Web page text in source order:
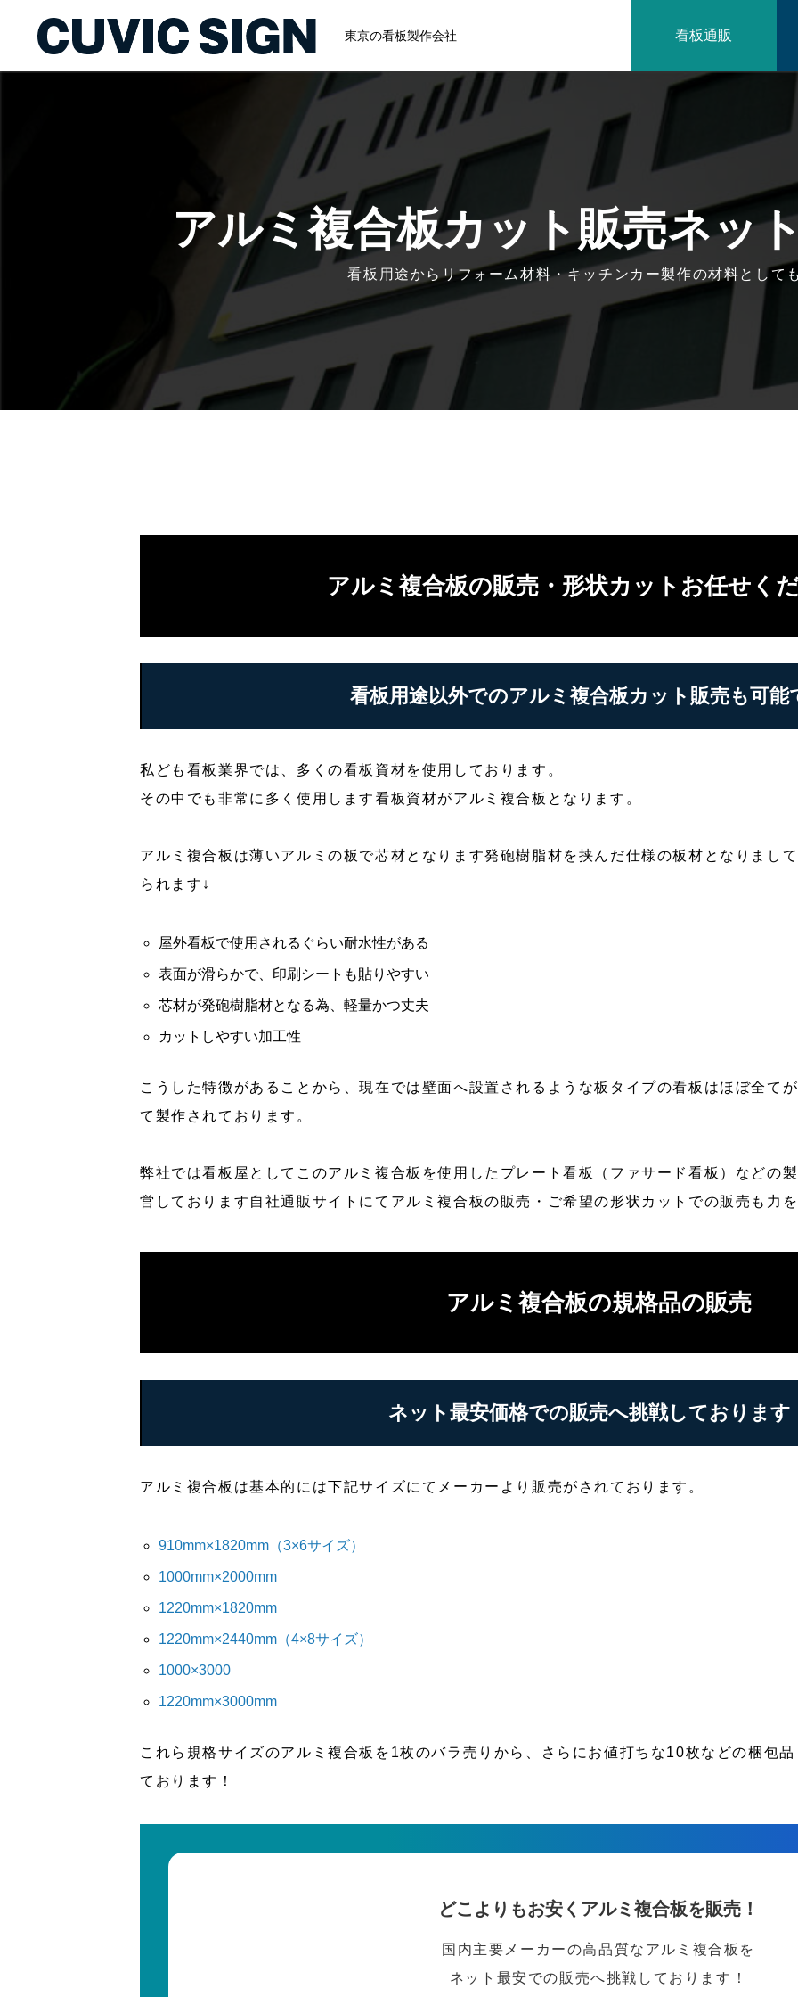
東京の看板製作会社 看板通販
看板デザイン制作
アルミ複合板カット販売ネッ
看板用途からリフォーム材料・キッチンカー製作の材料として
アルミ複合板の販売・形状カットお任せく
看板用途以外でのアルミ複合板カット販売も可能
私ども看板業界では、多くの看板資材を使用しております。
その中でも非常に多く使用します看板資材がアルミ複合板となります。
アルミ複合板は薄いアルミの板で芯材となります発砲樹脂材を挟んだ仕様の板材となりまし
られます↓
屋外看板で使用されるぐらい耐水性がある
表面が滑らかで、印刷シートも貼りやすい
芯材が発砲樹脂材となる為、軽量かつ丈夫
カットしやすい加工性
こうした特徴があることから、現在では壁面へ設置されるような板タイプの看板はほぼ全て
て製作されております。
弊社では看板屋としてこのアルミ複合板を使用したプレート看板（ファサード看板）などの
営しております自社通販サイトにてアルミ複合板の販売・ご希望の形状カットでの販売も力
アルミ複合板の規格品の販売
ネット最安価格での販売へ挑戦しております
アルミ複合板は基本的には下記サイズにてメーカーより販売がされております。
910mm×1820mm（3×6サイズ）
1000mm×2000mm
1220mm×1820mm
1220mm×2440mm（4×8サイズ）
1000×3000
1220mm×3000mm
これら規格サイズのアルミ複合板を1枚のバラ売りから、さらにお値打ちな10枚などの梱包
ております！
どこよりもお安くアルミ複合板を販売！
国内主要メーカーの高品質なアルミ複合板を
ネット最安での販売へ挑戦しております！